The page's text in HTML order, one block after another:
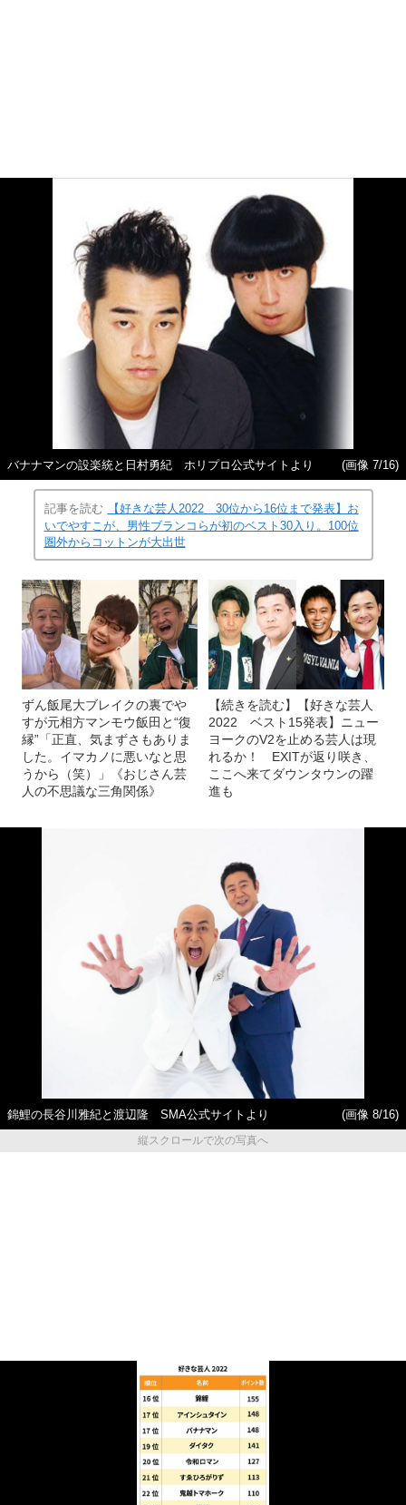
バナナマンの設楽統と日村勇紀 ホリプロ公式サイトより (画像 7/16)
記事を読む
【好きな芸人2022 30位から16位まで発表】お
いでやすこが、男性ブランコらが初のベスト30入り。100位
圏外からコットンが大出世
ずん飯尾大ブレイクの裏でや
すが元相方マンモウ飯田と“復
縁”「正直、気まずさもありま
した。イマカノに悪いなと思
うから（笑）」《おじさん芸
人の不思議な三角関係》
【続きを読む】【好きな芸人
2022 ベスト15発表】ニュー
ヨークのV2を止める芸人は現
れるか！ EXITが返り咲き、
ここへ来てダウンタウンの躍
進も
錦鯉の長谷川雅紀と渡辺隆 SMA公式サイトより
(画像 8/16)
縦スクロールで次の写真へ